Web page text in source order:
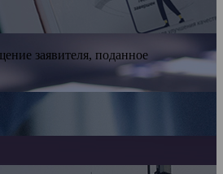
заявителя, поданное